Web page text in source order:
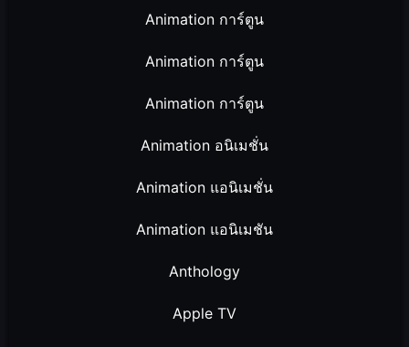
Animation การ์ตูน
Animation การ์ตูน
Animation การ์ตูน
Animation อนิเมชั่น
Animation แอนิเมชั่น
Animation แอนิเมชัน
Anthology
Apple TV